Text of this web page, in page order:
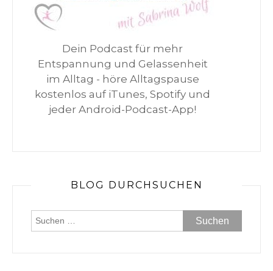
Dein Podcast für mehr
Entspannung und Gelassenheit
im Alltag - höre Alltagspause
kostenlos auf iTunes, Spotify und
jeder Android-Podcast-App!
BLOG DURCHSUCHEN
Suchen
nach: